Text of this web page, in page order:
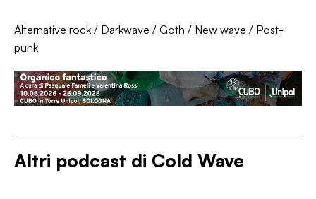
Alternative rock / Darkwave / Goth / New wave / Post-
punk
Altri podcast di Cold Wave